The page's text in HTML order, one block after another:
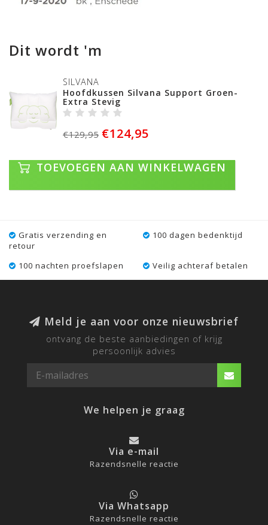
Dit wordt 'm
SILVANA
Hoofdkussen Silvana Support Groen-
Extra Stevig
€129,95 €124,95
TOEVOEGEN AAN WINKELWAGEN
Gratis verzending en
retour
100 dagen bedenktijd
100 nachten proefslapen Veilig achteraf betalen
Meld je aan voor onze nieuwsbrief
ontvang de beste aanbiedingen of krijg
persoonlijk advies
We helpen je graag
Via e-mail
Razendsnelle reactie
Via Whatsapp
Razendsnelle reactie